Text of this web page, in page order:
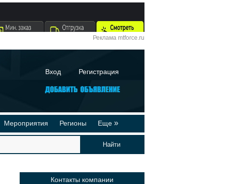
Реклама mtforce.ru
Вход Регистрация
Мероприятия Регионы Еще »
Реклама на сайте
Контакты компании